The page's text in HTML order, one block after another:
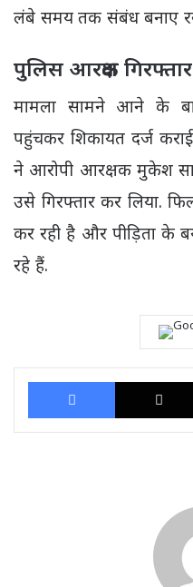
लंबे समय तक संबंध बनाए
पुलिस आरक्षक गिरफ्तार
मामला सामने आने के
पहुंचकर शिकायत दर्ज
ने आरोपी आरक्षक मुकेश
उसे गिरफ्तार कर लिया.
कर रही है और पीड़िता के
रहे हैं.
Facebook